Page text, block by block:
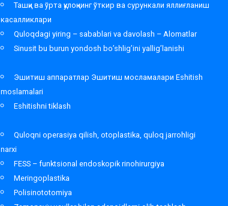
Ташқи ва ўрта қулоқнинг ўткир ва сурункали яллиғланиш
касалликлари
Quloqdagi yiring – sabablari va davolash – Alomatlar
Sinusit bu burun yondosh bo’shlig’ini yallig’lanishi
Эшитиш аппаратлар Эшитиш мосламалари Eshitish
moslamalari
Eshitishni tiklash
Quloqni operasiya qilish, otoplastika, quloq jarrohligi
narxi
FESS – funktsional endoskopik rinohirurgiya
Meringoplastika
Polisinototomiya